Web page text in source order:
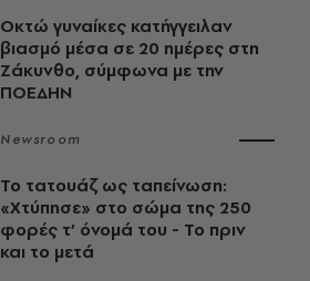
Οκτώ γυναίκες κατήγγειλαν
βιασμό μέσα σε 20 ημέρες στη
Ζάκυνθο, σύμφωνα με την
ΠΟΕΔΗΝ
Newsroom
Το τατουάζ ως ταπείνωση:
«Χτύπησε» στο σώμα της 250
φορές τ’ όνομά του - Το πριν
και το μετά